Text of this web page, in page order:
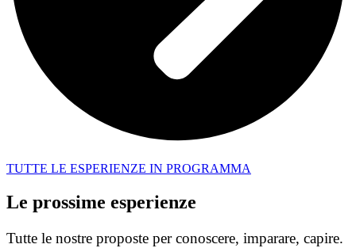
TUTTE LE ESPERIENZE IN PROGRAMMA
Le prossime esperienze
Tutte le nostre proposte per conoscere, imparare, capire.